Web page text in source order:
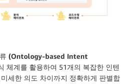
류 (Ontology-based Intent
체계를 활용하여 51개의 복잡한 인텐
세한 의도 차이까지 정확하게 판별합